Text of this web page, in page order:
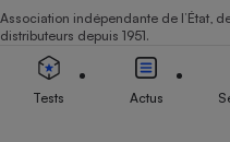
Association indépendante de l’État,
distributeurs depuis 1951.
Tests Actus